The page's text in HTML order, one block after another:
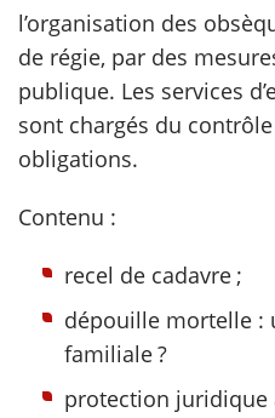
l’organisation des
de régie, par des
publique. Les services
sont chargés du
obligations.
Contenu :
recel de cadavre ;
dépouille mortelle :
familiale ?
protection juridique